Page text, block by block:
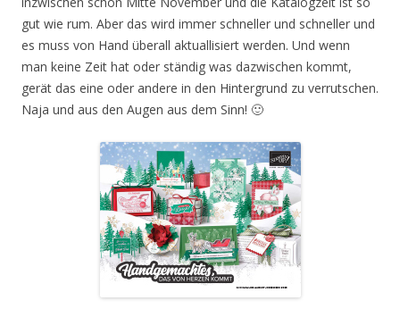
gut wie rum. Aber das wird immer schneller und schneller und
es muss von Hand überall aktuallisiert werden. Und wenn
man keine Zeit hat oder ständig was dazwischen kommt,
gerät das eine oder andere in den Hintergrund zu verrutschen.
Naja und aus den Augen aus dem Sinn! 🙂